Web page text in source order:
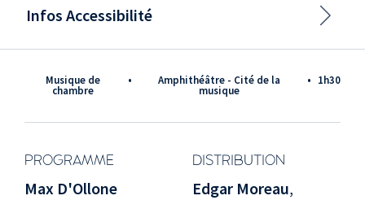
Musique de
chambre
• Amphithéâtre - Cité de la
musique
• 1h30
PROGRAMME DISTRIBUTION
Max D'Ollone Edgar Moreau,
Infos Accessibilité